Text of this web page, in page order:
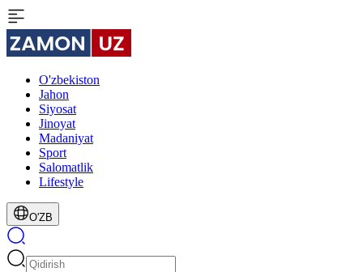
O'zbekiston
Jahon
Siyosat
Jinoyat
Madaniyat
Sport
Salomatlik
Lifestyle
O'ZB